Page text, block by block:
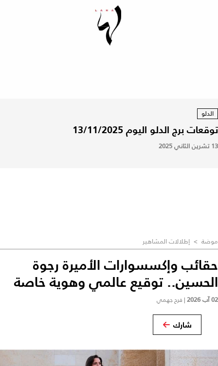
الدلو
توقعات برج الدلو اليوم 13/11/2025
13 تشرين الثاني 2025
موضة > إطلالات المشاهير
حقائب وإكسسوارات الأميرة رجوة
الحسين.. توقيع عالمي وهوية خاصة
02 آب 2026 | فرح جهمي
شارك